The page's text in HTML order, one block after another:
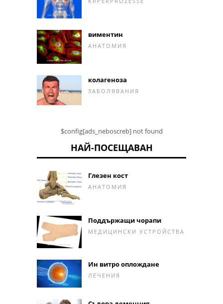
виментин
АНАТОМИЯ
колагеноза
ЗАБОЛЯВАНИЯ
$config[ads_neboscreb] not found
НАЙ-ПОСЕЩАВАН
Глезен кост
АНАТОМИЯ
Поддържащи чорапи
МЕДИЦИНСКИ УСТРОЙСТВА
Ин витро оплождане
ЛЕЧЕНИЯ